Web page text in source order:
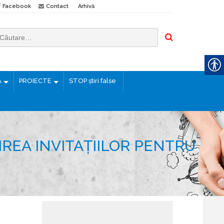
Facebook Contact Arhivă
PROIECTE STOP știri false
INVITAȚIILOR PENTRU